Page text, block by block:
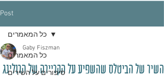
Post
כל המאמרים
סיפורים על השירים
כל המאמרים
השיר של הביטלס שהשפיע על הקריירה של הרולינג
Gaby Fiszman